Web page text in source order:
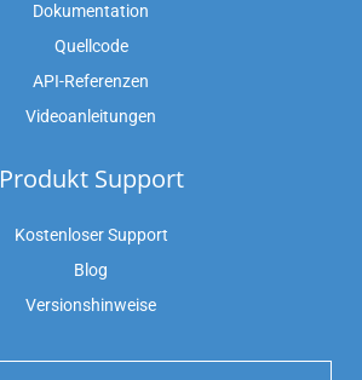
Dokumentation
Quellcode
API-Referenzen
Videoanleitungen
Produkt Support
Kostenloser Support
Blog
Versionshinweise